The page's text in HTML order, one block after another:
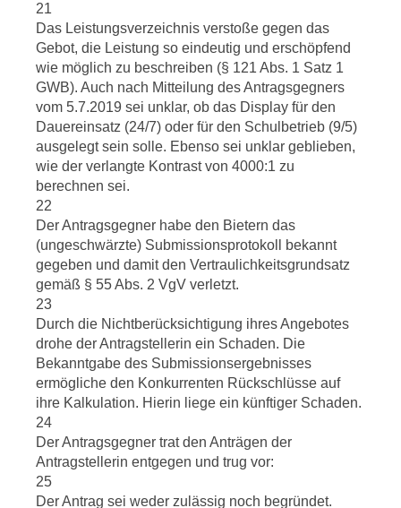
21
Das Leistungsverzeichnis verstoße gegen das
Gebot, die Leistung so eindeutig und erschöpfend
wie möglich zu beschreiben (§ 121 Abs. 1 Satz 1
GWB). Auch nach Mitteilung des Antragsgegners
vom 5.7.2019 sei unklar, ob das Display für den
Dauereinsatz (24/7) oder für den Schulbetrieb (9/5)
ausgelegt sein solle. Ebenso sei unklar geblieben,
wie der verlangte Kontrast von 4000:1 zu
berechnen sei.
22
Der Antragsgegner habe den Bietern das
(ungeschwärzte) Submissionsprotokoll bekannt
gegeben und damit den Vertraulichkeitsgrundsatz
gemäß § 55 Abs. 2 VgV verletzt.
23
Durch die Nichtberücksichtigung ihres Angebotes
drohe der Antragstellerin ein Schaden. Die
Bekanntgabe des Submissionsergebnisses
ermögliche den Konkurrenten Rückschlüsse auf
ihre Kalkulation. Hierin liege ein künftiger Schaden.
24
Der Antragsgegner trat den Anträgen der
Antragstellerin entgegen und trug vor:
25
Der Antrag sei weder zulässig noch begründet.